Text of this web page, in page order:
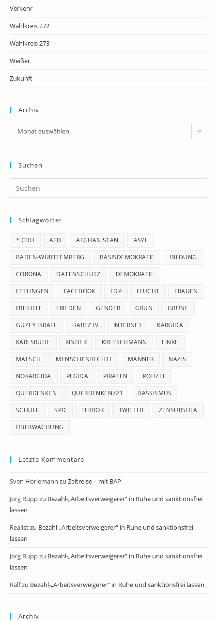
Verkehr
Wahlkreis 272
Wahlkreis 273
Weißer
Zukunft
Archiv
Archiv
Monat auswählen
Suchen
Schlagwörter
* CDU AFD AFGHANISTAN ASYL
BADEN-WÜRTTEMBERG BASISDEMOKRATIE BILDUNG
CORONA DATENSCHUTZ DEMOKRATIE
ETTLINGEN FACEBOOK FDP FLUCHT FRAUEN
FREIHEIT FRIEDEN GENDER GRÜN GRÜNE
GÜZEY ISRAEL HARTZ IV INTERNET KARGIDA
KARLSRUHE KINDER KRETSCHMANN LINKE
MALSCH MENSCHENRECHTE MÄNNER NAZIS
NOKARGIDA PEGIDA PIRATEN POLIZEI
QUERDENKEN QUERDENKEN721 RASSISMUS
SCHULE SPD TERROR TWITTER ZENSURSULA
ÜBERWACHUNG
Letzte Kommentare
Sven Horlemann zu Zeitreise – mit BAP
Jörg Ruppzu Bezahl-„Arbeitsverweigerer“ in Ruhe und sanktionsfrei
lassen
Realistzu Bezahl-„Arbeitsverweigerer“ in Ruhe und sanktionsfrei
lassen
Jörg Ruppzu Bezahl-„Arbeitsverweigerer“ in Ruhe und sanktionsfrei
lassen
Ralfzu Bezahl-„Arbeitsverweigerer“ in Ruhe und sanktionsfrei lassen
Archiv